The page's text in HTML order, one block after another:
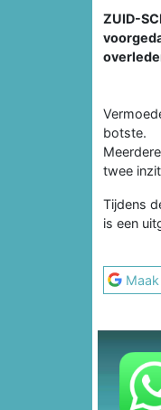
ZUID-
botste.
twee
Tijdens
is een
Maak